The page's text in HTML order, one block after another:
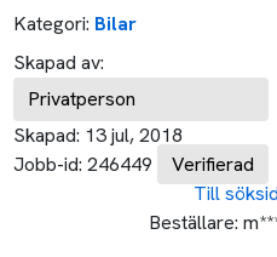
Kategori: Bilar
Skapad av:
Privatperson
Skapad: 13 jul, 2018
Jobb-id: 246449 Verifierad
Till
Beställare: